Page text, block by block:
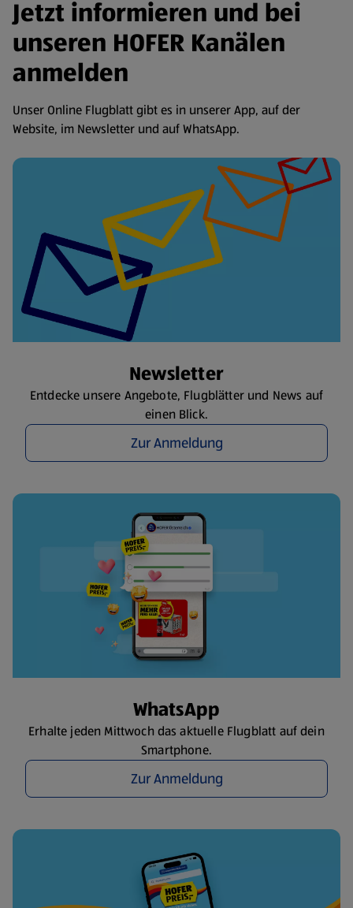
Jetzt informieren und bei
unseren HOFER Kanälen
anmelden
Unser Online Flugblatt gibt es in unserer App, auf der
Website, im Newsletter und auf WhatsApp.
Newsletter
Entdecke unsere Angebote, Flugblätter und News auf
einen Blick.
Zur Anmeldung
WhatsApp
Erhalte jeden Mittwoch das aktuelle Flugblatt auf dein
Smartphone.
Zur Anmeldung